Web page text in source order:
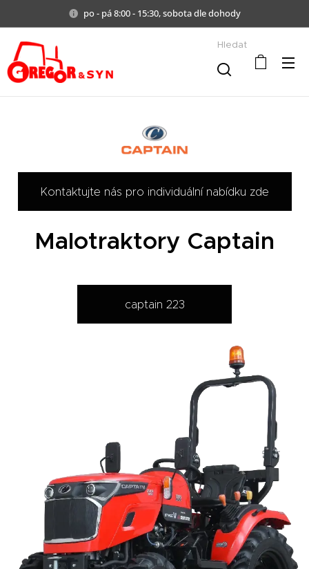
po - pá 8:00 - 15:30, sobota dle dohody
Hledat
Kontaktujte nás pro individuální nabídku zde
Malotraktory Captain
captain 223